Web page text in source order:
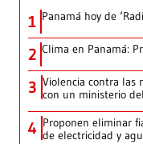
1 Panamá hoy de
2 Clima en Panamá:
3 Violencia contra las
con un ministerio
4 Proponen eliminar
de electricidad y